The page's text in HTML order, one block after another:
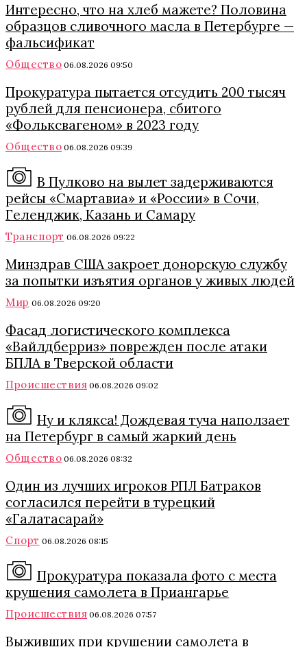
Интересно, что на хлеб мажете? Половина
образцов сливочного масла в Петербурге —
фальсификат
Общество 06.08.2026 09:50
Прокуратура пытается отсудить 200 тысяч
рублей для пенсионера, сбитого
«Фольксвагеном» в 2023 году
Общество 06.08.2026 09:39
В Пулково на вылет задерживаются
рейсы «Смартавиа» и «России» в Сочи,
Геленджик, Казань и Самару
Транспорт 06.08.2026 09:22
Минздрав США закроет донорскую службу
за попытки изъятия органов у живых людей
Мир 06.08.2026 09:20
Фасад логистического комплекса
«Вайлдберриз» поврежден после атаки
БПЛА в Тверской области
Происшествия 06.08.2026 09:02
Ну и клякса! Дождевая туча наползает
на Петербург в самый жаркий день
Общество 06.08.2026 08:32
Один из лучших игроков РПЛ Батраков
согласился перейти в турецкий
«Галатасарай»
Спорт 06.08.2026 08:15
Прокуратура показала фото с места
крушения самолета в Приангарье
Происшествия 06.08.2026 07:57
Выживших при крушении самолета в